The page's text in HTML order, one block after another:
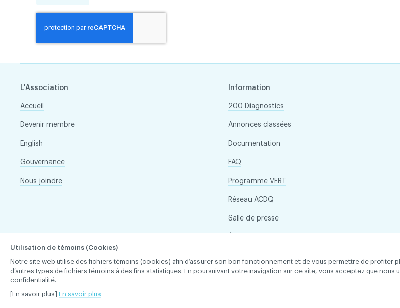
L'Association
Accueil
Devenir membre
English
Gouvernance
Nous joindre
Information
200 Diagnostics
Annonces classées
Documentation
FAQ
Programme VERT
Réseau ACDQ
Salle de presse
Association des chirurgiens dentistes du Québec © 2026 tous droits réservés
Utilisation de témoins (Cookies)
Notre site web utilise des fichiers témoins (cookies) afin d’assurer son bon fonctionnement et de vous permettre de profiter
d’autres types de fichiers témoins à des fins statistiques. En poursuivant votre navigation sur ce site, vous acceptez que
confidentialité.
[En savoir plus] En savoir plus